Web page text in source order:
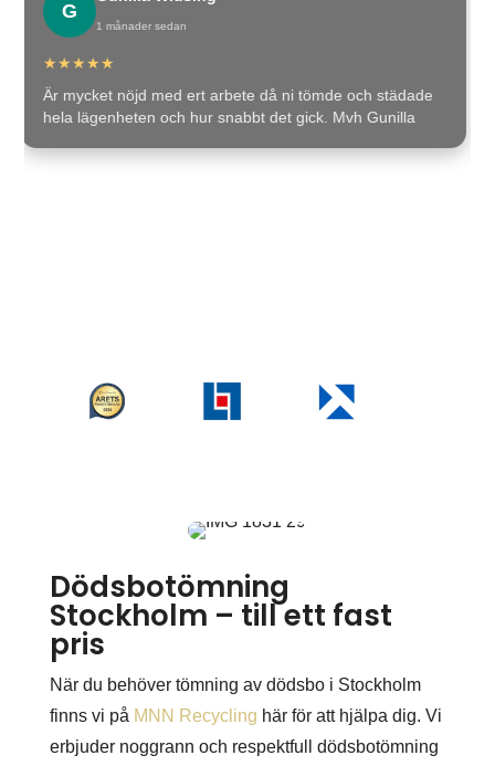
sedan
med ert arbete då ni tömde och städade
och hur snabbt det gick. Mvh Gunilla
Sjukt bra
Dödsbotömning
Stockholm – till ett fast
pris
När du behöver tömning av dödsbo i Stockholm
finns vi på MNN Recycling här för att hjälpa dig. Vi
erbjuder noggrann och respektfull dödsbotömning